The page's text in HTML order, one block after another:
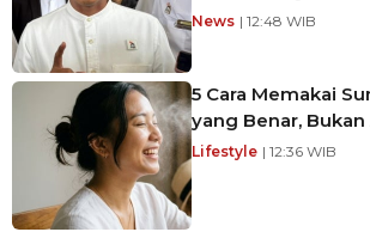
News | 12:48 WIB
5 Cara Memakai
yang Benar,
Lifestyle | 12:36 WIB